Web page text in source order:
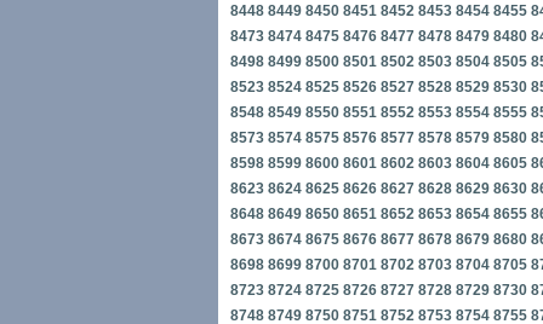
8448 8449 8450 8451 8452 8453 8454 8455
8473 8474 8475 8476 8477 8478 8479 8480
8498 8499 8500 8501 8502 8503 8504 8505
8523 8524 8525 8526 8527 8528 8529 8530
8548 8549 8550 8551 8552 8553 8554 8555
8573 8574 8575 8576 8577 8578 8579 8580
8598 8599 8600 8601 8602 8603 8604 8605
8623 8624 8625 8626 8627 8628 8629 8630
8648 8649 8650 8651 8652 8653 8654 8655
8673 8674 8675 8676 8677 8678 8679 8680
8698 8699 8700 8701 8702 8703 8704 8705
8723 8724 8725 8726 8727 8728 8729 8730
8748 8749 8750 8751 8752 8753 8754 8755